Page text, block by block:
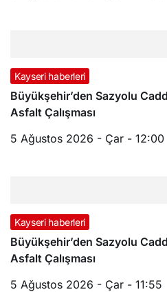
Kayseri haberleri
Büyükşehir’den Sazyolu
Asfalt Çalışması
5 Ağustos 2026 - Çar - 12:00
Kayseri haberleri
Büyükşehir’den Sazyolu
Asfalt Çalışması
5 Ağustos 2026 - Çar - 11:55